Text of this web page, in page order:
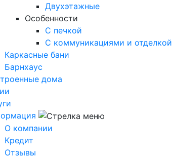
Двухэтажные
Особенности
С печкой
С коммуникациями и отделкой
Каркасные бани
Барнхаус
дома
О компании
Кредит
Отзывы